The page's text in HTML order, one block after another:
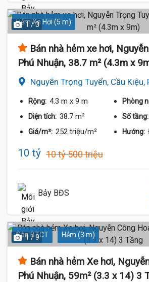
Hẻm Xe Hơi (5 m)
1 / 3
Bán nhà hẻm xe hơi,
Phú Nhuận, 38.7 m² (4.3m x
Nguyễn Trọng Tuyển, Cầu Kiệu,
Rộng: 4.3 m x 9 m Phòng
Diện tích: 38.7 m² Số tầng:
Giá/m²: 252 triệu/m² Hướng:
10 tỷ 10 tỷ 500 triệu
Bảy BĐS
Sàn BTCT Hẻm (3 m)
1 / 9
Bán nhà hẻm Xe hơi,
Phú Nhuận, 59m² (3.3 x 14) 3